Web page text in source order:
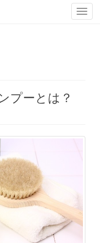
T
a
プーとは？